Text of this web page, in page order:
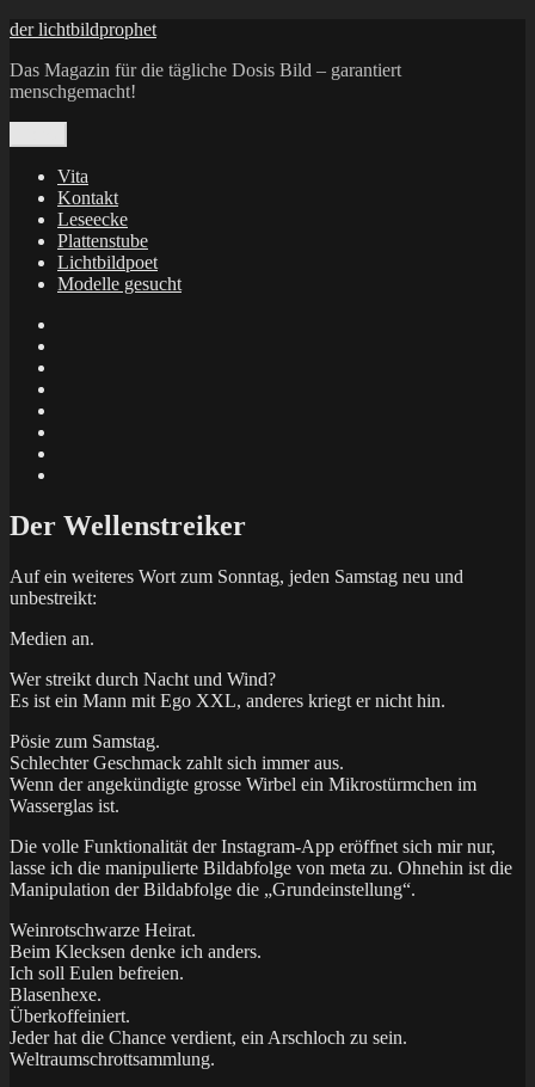
Zum
springen
der lichtbildprophet
Das Magazin für die tägliche Dosis Bild – garantiert
menschgemacht!
Vita
Kontakt
Leseecke
Plattenstube
Lichtbildpoet
Modelle gesucht
X
Der Wellenstreiker
Auf ein weiteres Wort zum Sonntag, jeden Samstag neu und
unbestreikt:
Medien an.
Wer streikt durch Nacht und Wind?
Es ist ein Mann mit Ego XXL, anderes kriegt er nicht hin.
Pösie zum Samstag.
Schlechter Geschmack zahlt sich immer aus.
Wenn der angekündigte grosse Wirbel ein Mikrostürmchen im
Wasserglas ist.
Die volle Funktionalität der Instagram-App eröffnet sich mir nur,
lasse ich die manipulierte Bildabfolge von meta zu. Ohnehin ist die
Manipulation der Bildabfolge die „Grundeinstellung“.
Weinrotschwarze Heirat.
Beim Klecksen denke ich anders.
Ich soll Eulen befreien.
Blasenhexe.
Überkoffeiniert.
Jeder hat die Chance verdient, ein Arschloch zu sein.
Weltraumschrottsammlung.